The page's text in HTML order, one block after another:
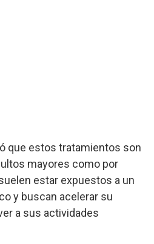
que estos tratamientos son
mayores como por
estar expuestos a un
y buscan acelerar su
a sus actividades